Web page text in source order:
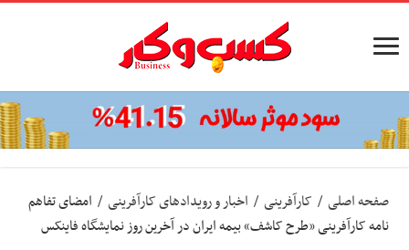
صفحه اصلی / کارآفرینی / اخبار و رویدادهای کارآفرینی / امضای تفاهم
نامه کارآفرینی «طرح کاشف» بیمه ایران در آخرین روز نمایشگاه فاینکس